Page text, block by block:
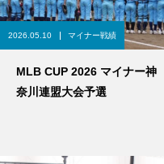
2026.05.10 マイナー戦績
MLB CUP 2026 マイナー神
奈川連盟大会予選